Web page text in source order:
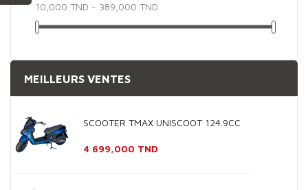
10,000 TND - 389,000 TND
MEILLEURS VENTES
SCOOTER TMAX UNISCOOT 124.9CC
Prix
4 699,000 TND